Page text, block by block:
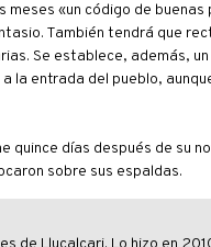
«un código de
También tendrá que
Se establece, además,
entrada del pueblo,
días después de su
sobre sus espaldas.